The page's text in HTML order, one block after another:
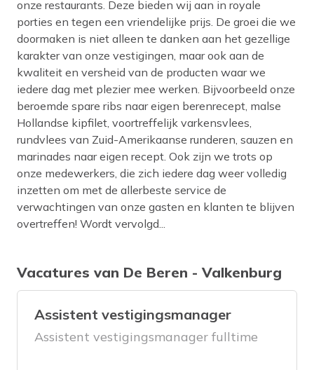
onze restaurants. Deze bieden wij aan in royale
porties en tegen een vriendelijke prijs. De groei die we
doormaken is niet alleen te danken aan het gezellige
karakter van onze vestigingen, maar ook aan de
kwaliteit en versheid van de producten waar we
iedere dag met plezier mee werken. Bijvoorbeeld onze
beroemde spare ribs naar eigen berenrecept, malse
Hollandse kipfilet, voortreffelijk varkensvlees,
rundvlees van Zuid-Amerikaanse runderen, sauzen en
marinades naar eigen recept. Ook zijn we trots op
onze medewerkers, die zich iedere dag weer volledig
inzetten om met de allerbeste service de
verwachtingen van onze gasten en klanten te blijven
overtreffen! Wordt vervolgd...
Vacatures van De Beren - Valkenburg
Assistent vestigingsmanager
Assistent vestigingsmanager fulltime